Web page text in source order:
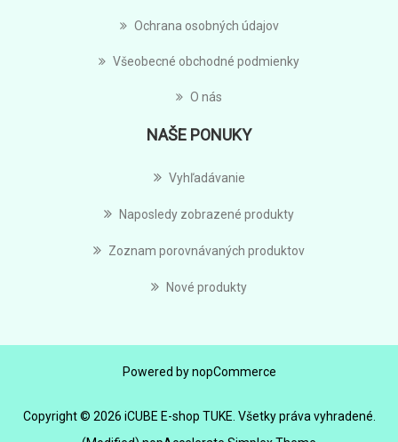
Ochrana osobných údajov
Všeobecné obchodné podmienky
O nás
NAŠE PONUKY
Vyhľadávanie
Naposledy zobrazené produkty
Zoznam porovnávaných produktov
Nové produkty
Powered bynopCommerce
Copyright © 2026 iCUBE E-shop TUKE. Všetky práva vyhradené.